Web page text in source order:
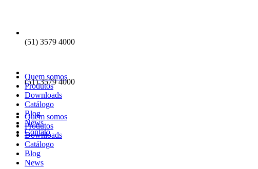
(51) 3579 4000
Quem somos
Produtos
Downloads
Catálogo
Blog
News
(51) 3579 4000
Quem somos
Produtos
Downloads
Catálogo
Blog
News
Contato